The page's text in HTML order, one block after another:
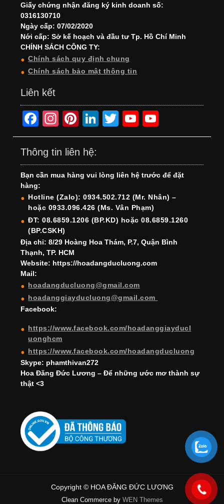
Giấy chứng nhận đăng ký kinh doanh số:
0316130710
Ngày cấp: 07/02/2020
Nới cấp: Sở kế hoạch và đầu tư Tp. Hồ Chí Minh
CHÍNH SÁCH CÔNG TY:
Chính sách quy định chung
Chính sách bảo mật thông tin
Liên kết
F
a
c
e
b
o
o
k
In
st
a
gr
a
m
Pi
nt
er
e
st
Li
n
e
dI
n
T
wi
er
Y
o
T
u
b
e
o
T
u
b
e
h
Thông tin liên hệ:
Bạn cần mua hàng vui lòng liên hệ trước để đặt
hàng:
Hotline (Zalo): 0934.502.712 (Mr. Nhân) –
hoặc 0933.096.426 (Ms. Vân Phạm)
ĐT: 08.6859.1206 (BP.KD) hoặc 08.6859.1260
(BP.CSKH)
Địa chỉ: 8/29 Hoàng Hoa Thám, P.7, Quận Bình
Thạnh, TP. HCM
Website: https://hoadangducluong.com
Mail:
hoadangducluong@gmail.com
hoadanggiayducluong@gmail.com
Facebook:
https://www.facebook.com/hoadanggiayducl
uonghcm
https://www.facebook.com/hoadangducluong
Skype: phamthivan272
Hoa Đăng Đức Lương – Để những ước mơ thành sự
thật <3
Copyright © HOA ĐĂNG ĐỨC LƯƠNG
Clean Commerce by WEN Themes